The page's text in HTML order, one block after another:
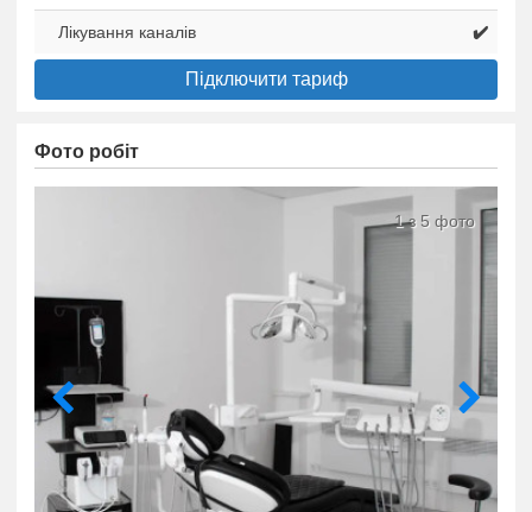
Лікування каналів ✔️
Підключити тариф
Фото робіт
1 з 5 фото